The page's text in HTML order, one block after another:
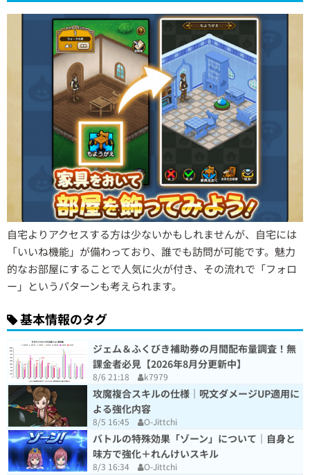
自宅よりアクセスする方は少ないかもしれませんが、自宅には
「いいね機能」が備わっており、誰でも訪問が可能です。魅力
的なお部屋にすることで人気に火が付き、その流れで「フォロ
ー」というパターンも考えられます。
基本情報のタグ
ジェム＆ふくびき補助券の月間配布量調査！無
課金者必見【2026年8月分更新中】
8/6 21:18 k7979
攻魔複合スキルの仕様｜呪文ダメージUP適用に
よる強化内容
8/5 16:45 O-Jittchi
バトルの特殊効果「ゾーン」について｜自身と
味方で強化＋れんけいスキル
8/3 16:34 O-Jittchi